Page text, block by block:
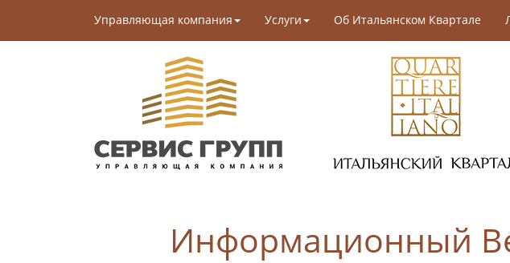
Управляющая компания Услуги Об Итальянском Квартале
Информационный